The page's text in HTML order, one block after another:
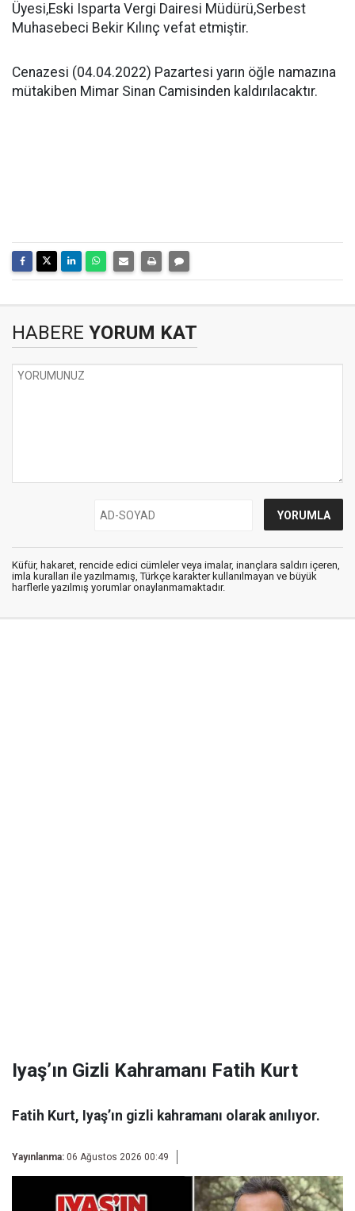
Üyesi,Eski Isparta Vergi Dairesi Müdürü,Serbest
Muhasebeci Bekir Kılınç vefat etmiştir.
Cenazesi (04.04.2022) Pazartesi yarın öğle namazına
mütakiben Mimar Sinan Camisinden kaldırılacaktır.
HABERE YORUM KAT
Küfür, hakaret, rencide edici cümleler veya imalar, inançlara saldırı içeren,
imla kuralları ile yazılmamış, Türkçe karakter kullanılmayan ve büyük
harflerle yazılmış yorumlar onaylanmamaktadır.
Iyaş’ın Gizli Kahramanı Fatih Kurt
Fatih Kurt, Iyaş’ın gizli kahramanı olarak anılıyor.
Yayınlanma: 06 Ağustos 2026 00:49